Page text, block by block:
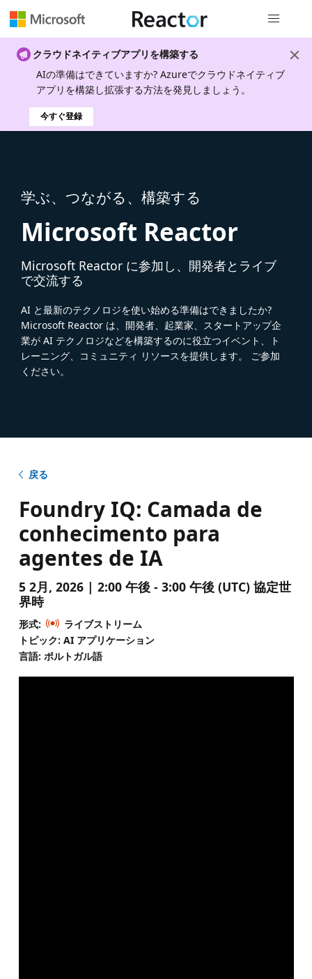
クラウドネイティブアプリを構築する
AIの準備はできていますか? Azureでクラウドネイティブ
アプリを構築し拡張する方法を発見しましょう。
今すぐ登録
学ぶ、つながる、構築する
Microsoft Reactor
Microsoft Reactor に参加し、開発者とライブ
で交流する
AI と最新のテクノロジを使い始める準備はできましたか?
Microsoft Reactor は、開発者、起業家、スタートアップ企
業が AI テクノロジなどを構築するのに役立つイベント、ト
レーニング、コミュニティ リソースを提供します。 ご参加
ください。
戻る
Foundry IQ: Camada de
conhecimento para
agentes de IA
5 2月, 2026 | 2:00 午後 - 3:00 午後 (UTC) 協定世
界時
形式:
ライブストリーム
トピック: AI アプリケーション
言語: ポルトガル語